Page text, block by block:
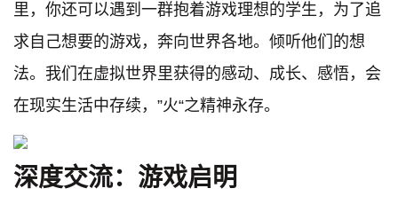
⾥，你还可以遇到⼀群抱着游戏理想的学⽣，为了追
求⾃⼰想要的游戏，奔向世界各地。倾听他们的想
法。我们在虚拟世界⾥获得的感动、成⻓、感悟，会
在现实⽣活中存续，”⽕“之精神永存。
深度交流：游戏启明